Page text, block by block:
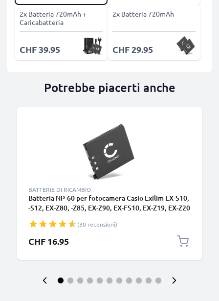
2x Batteria 720mAh +
Caricabatteria
CHF 39.95
2x Batteria 720mAh
CHF 29.95
Potrebbe piacerti anche
BATTERIE DI RICAMBIO
Batteria NP-60 per fotocamera Casio Exilim EX-S10,
-S12, EX-Z80, -Z85, EX-Z90, EX-FS10, EX-Z19, EX-Z20
(30 recensioni)
CHF 16.95